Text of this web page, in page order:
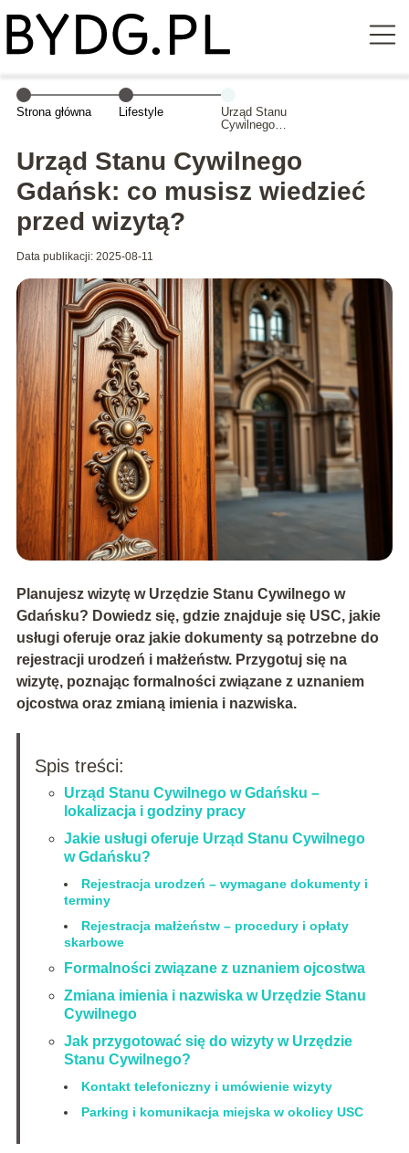
Strona główna Lifestyle
Urząd Stanu
Cywilnego
musisz wiedzieć
przed wizytą?
Urząd Stanu Cywilnego
Gdańsk: co musisz wiedzieć
przed wizytą?
Data publikacji: 2025-08-11
Planujesz wizytę w Urzędzie Stanu Cywilnego w
Gdańsku? Dowiedz się, gdzie znajduje się USC, jakie
usługi oferuje oraz jakie dokumenty są potrzebne do
rejestracji urodzeń i małżeństw. Przygotuj się na
wizytę, poznając formalności związane z uznaniem
ojcostwa oraz zmianą imienia i nazwiska.
Spis treści:
Urząd Stanu Cywilnego w Gdańsku –
lokalizacja i godziny pracy
Jakie usługi oferuje Urząd Stanu Cywilnego
w Gdańsku?
Rejestracja urodzeń – wymagane dokumenty i
terminy
Rejestracja małżeństw – procedury i opłaty
skarbowe
Formalności związane z uznaniem ojcostwa
Zmiana imienia i nazwiska w Urzędzie Stanu
Cywilnego
Jak przygotować się do wizyty w Urzędzie
Stanu Cywilnego?
Kontakt telefoniczny i umówienie wizyty
Parking i komunikacja miejska w okolicy USC